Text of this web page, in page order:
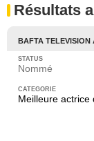
Résultats
BAFTA TELEVISION
Nommé
Meilleure actrice